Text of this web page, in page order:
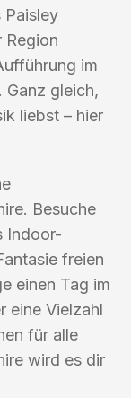
Paisley
Region
im
Ganz gleich,
liebst – hier
Besuche
Indoor-
freien
einen Tag im
eine Vielzahl
für alle
wird es dir